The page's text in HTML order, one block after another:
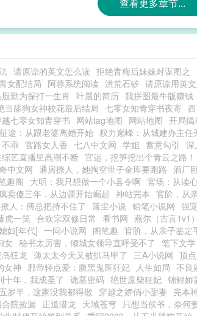
请原谅的英文怎么读 拒绝青梅后妹妹对谋图之
女配结局 阿蓉系统阅读 洪荒石矽 请原谅用英
勤为探打一生肖 叶晨的简历 我拼图最牛版赚钱
当舔狗女神校花最后结局 七零女知青穿书夜寄
越七零女知青穿书 网站tag地图 网站地图 开局揭
途：从跟老婆离婚开始 权力巅峰：从城建办主任
不乖 官路女人香 七八中文网 学姐 蓄意勾引 深
艺直播里高潮不断 官运，挖笋挖出个青云之路！
中文网 通房撩人，她掏空世子金库要跑路 酒厂
趣阁 大明：我只想做一个小县令啊 官场：从读
卖傻三年，从边疆开始崛起 神站完本 官阶，从
人：傅总把持不住了 落尘小说 铅笔小说网 强
虎一笑 合欢宗双修日常 看书网 燕尔（古言1v1）
妇[年代] 一问小说网 阁笔趣 官阶，从亲子鉴定
女 秘书太厉害，倾城女领导直呼受不了 笔下文学
狂龙 薄太太今天又被扒马甲了 三A小说网 顶
女神 邪帝轻点爱：腹黑鬼医狂妃 人生如局 不良
十年，我成圣了 诡墓密码 绝世废柴狂妃 锦鲤娇
岁半，这家没我都得散 穿越之娇俏小甜妻 完本
院捡漏 正道潜龙 天域苍穹 只想当侯爷，奈何